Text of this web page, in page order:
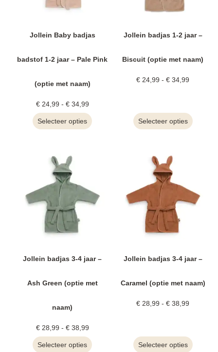
Jollein Baby badjas
badstof 1-2 jaar – Pale Pink
(optie met naam)
€24,99 - €34,99
Selecteer opties
Jollein badjas 1-2 jaar –
Biscuit (optie met naam)
€ 24,99 - € 34,99
Selecteer opties
Jollein badjas 3-4 jaar –
Ash Green (optie met
naam)
€28,99 - €38,99
Selecteer opties
Jollein badjas 3-4 jaar –
Caramel (optie met naam)
€ 28,99 - € 38,99
Selecteer opties